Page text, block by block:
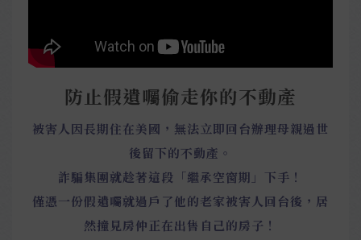
防止假遺囑偷走你的不動產
被害人因長期住在美國，無法立即回台辦理母親過世
後留下的不動產。
詐騙集團就趁著這段「繼承空窗期」下手！
僅憑一份假遺囑就過戶了他的老家被害人回台後，居
然撞見房仲正在出售自己的房子！